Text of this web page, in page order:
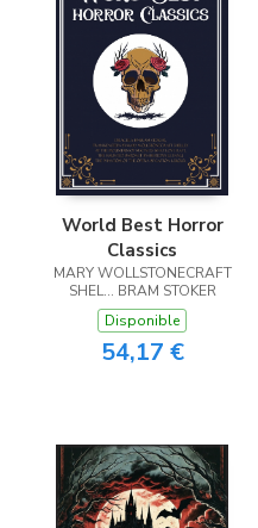
World Best Horror
Classics
MARY WOLLSTONECRAFT
SHEL... BRAM STOKER
Disponible
54,17 €